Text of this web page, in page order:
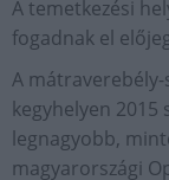
A temetkezési
fogadnak el
A
kegyhelyen 2015
legnagyobb,
magyarországi